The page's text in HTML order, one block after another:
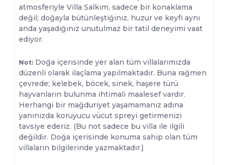
atmosferiyle Villa Salkım, sadece bir konaklama
değil; doğayla bütünleştiğiniz, huzur ve keyfi aynı
anda yaşadığınız unutulmaz bir tatil deneyimi vaat
ediyor.
Not: Doğa içerisinde yer alan tüm villalarımızda
düzenli olarak ilaçlama yapılmaktadır. Buna rağmen
çevrede; kelebek, böcek, sinek, haşere türü
hayvanların bulunma ihtimali maalesef vardır.
Herhangi bir mağduriyet yaşamamanız adına
yanınızda koruyucu vücut spreyi getirmenizi
tavsiye ederiz. (Bu not sadece bu villa ile ilgili
değildir. Doğa içerisinde konuma sahip olan tüm
villaların bilgilerinde yazmaktadır.)